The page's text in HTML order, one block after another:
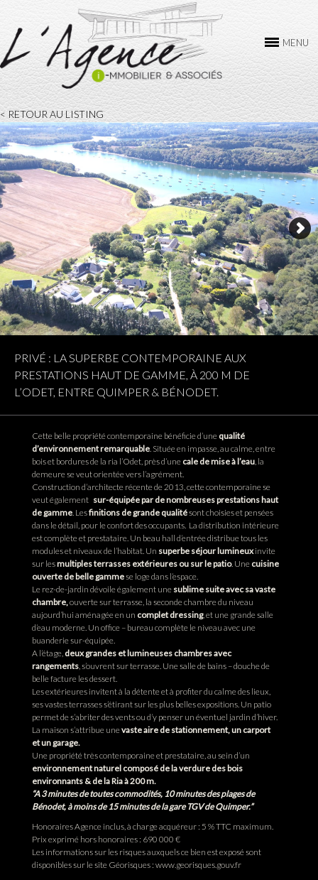
MENU
< RETOUR AU LISTING
PRIVÉ : LA SUPERBE CONTEMPORAINE AUX
PRESTATIONS HAUT DE GAMME, À 200 M DE
L’ODET, ENTRE QUIMPER & BÉNODET.
Cette belle propriété contemporaine bénéficie d’une qualité
d’environnement remarquable. Située en impasse, au calme, entre
bois et bordures de la ria l’Odet, près d’une cale de mise à l’eau, la
demeure se veut orientée vers l’agrément.
Construction d’architecte récente de 2013, cette contemporaine se
veut également sur-équipéepar de nombreuses prestations haut
de gamme. Lesfinitions de grande qualitésont choisies et pensées
dans le détail, pour le confort des occupants. La distribution intérieure
est complète et prestataire. Un beau hall d’entrée distribue tous les
modules et niveaux de l’habitat. Un superbe séjour lumineuxinvite
sur lesmultiples terrasses extérieures ou sur le patio. Une cuisine
ouverte de belle gammese loge dans l’espace.
Le rez-de-jardin dévoile également une sublime suite avec sa vaste
chambre,ouverte sur terrasse, la seconde chambre du niveau
aujourd’hui aménagée en un complet dressing, et une grande salle
d’eau moderne. Un office – bureau complète le niveau avec une
buanderie sur-équipée.
A l’étage, deux grandes et lumineuses chambres avec
rangements, s’ouvrent sur terrasse. Une salle de bains – douche de
belle facture les dessert.
Les extérieures invitent à la détente et à profiter du calme des lieux,
ses vastes terrasses s’étirant sur les plus belles expositions. Un patio
permet de s’abriter des vents ou d’y penser un éventuel jardin d’hiver.
La maison s’attribue unevaste aire de stationnement, un carport
et un garage.
Une propriété très contemporaine et prestataire, au sein d’un
environnement naturel composé de la verdure des bois
environnants & de la Ria à 200 m.
“A 3 minutes de toutes commodités, 10 minutes des plages de
Bénodet, à moins de 15 minutes de la gare TGV de Quimper.”
Honoraires Agence inclus, à charge acquéreur : 5 % TTC maximum.
Prix exprimé hors honoraires : 690 000 €
Les informations sur les risques auxquels ce bien est exposé sont
disponibles sur le site Géorisques : www.georisques.gouv.fr
L’AGENCE
ACHAT
VENTE
LOCATION
GESTION
CONTACTEZ-NOUS